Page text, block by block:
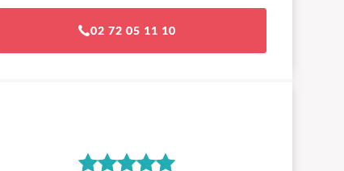
02 72 05 11 10